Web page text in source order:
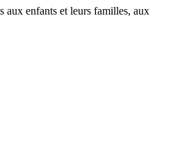
aux enfants et leurs familles, aux